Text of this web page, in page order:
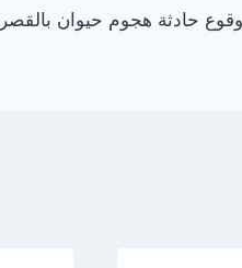
حادثة هجوم حيوان